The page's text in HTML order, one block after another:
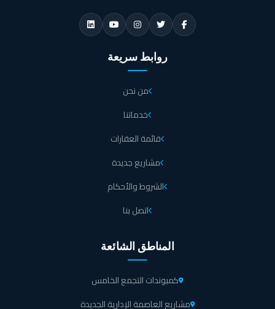
روابط سريعة
من نحن
خدماتنا
قائمة العقارات
مشاريع جديدة
الشروط والأحكام
اتصل بنا
المناطق الشائعة
كمبوندات التجمع الخامس
مشاريع العاصمة الإدارية الجديدة